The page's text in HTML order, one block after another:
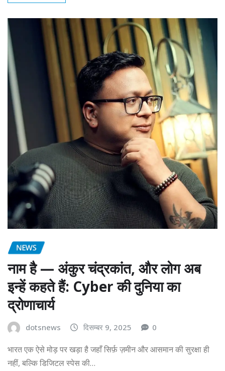
NEWS
नाम है — अंकुर चंद्रकांत, और लोग अब
इन्हें कहते हैं: Cyber की दुनिया का
द्रोणाचार्य
dotsnews दिसम्बर 9, 2025 0
भारत एक ऐसे मोड़ पर खड़ा है जहाँ सिर्फ़ ज़मीन और आसमान की सुरक्षा ही
नहीं, बल्कि डिजिटल स्पेस की…